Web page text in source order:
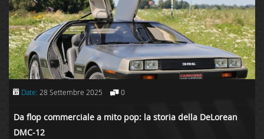
Date: 28 Settembre 2025 0
Da ‌flop commerciale ⁣a mito pop: la storia della DeLorean
DMC-12